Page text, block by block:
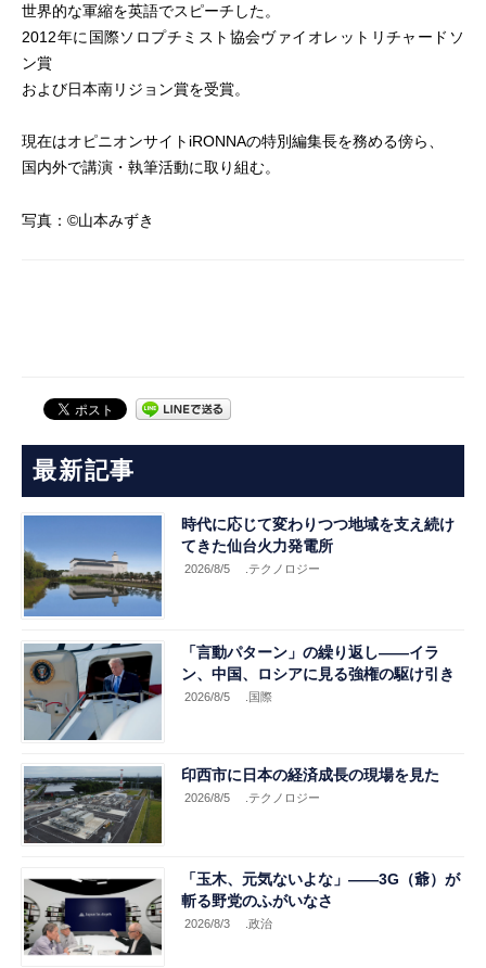
世界的な軍縮を英語でスピーチした。
2012年に国際ソロプチミスト協会ヴァイオレットリチャードソ
ン賞
および日本南リジョン賞を受賞。
現在はオピニオンサイトiRONNAの特別編集長を務める傍ら、
国内外で講演・執筆活動に取り組む。
写真：©山本みずき
最新記事
時代に応じて変わりつつ地域を支え続け
てきた仙台火力発電所
2026/8/5 .テクノロジー
「言動パターン」の繰り返し――イラ
ン、中国、ロシアに見る強権の駆け引き
2026/8/5 .国際
印西市に日本の経済成長の現場を見た
2026/8/5 .テクノロジー
「玉木、元気ないよな」――3G（爺）が
斬る野党のふがいなさ
2026/8/3 .政治